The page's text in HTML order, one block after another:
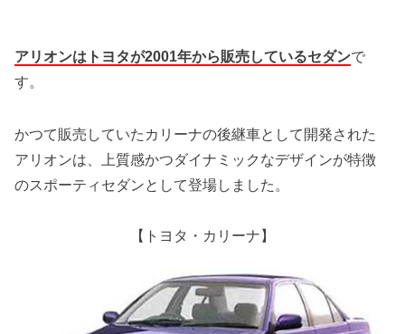
アリオンはトヨタが2001年から販売しているセダンで
す。
かつて販売していたカリーナの後継車として開発された
アリオンは、上質感かつダイナミックなデザインが特徴
のスポーティセダンとして登場しました。
【トヨタ・カリーナ】